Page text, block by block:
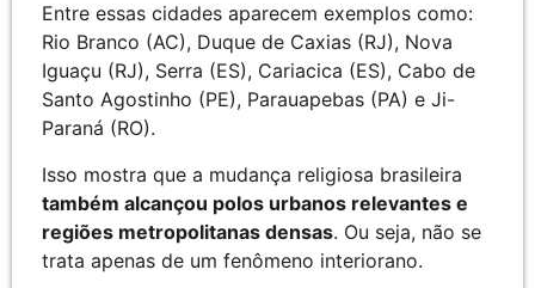
Entre essas cidades aparecem exemplos como:
Rio Branco (AC), Duque de Caxias (RJ), Nova
Iguaçu (RJ), Serra (ES), Cariacica (ES), Cabo de
Santo Agostinho (PE), Parauapebas (PA) e Ji-
Paraná (RO).
Isso mostra que a mudança religiosa brasileira
também alcançou polos urbanos relevantes e
regiões metropolitanas densas. Ou seja, não se
trata apenas de um fenômeno interiorano.